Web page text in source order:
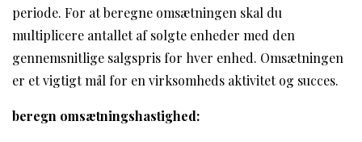
periode. For at beregne omsætningen skal du
multiplicere antallet af solgte enheder med den
gennemsnitlige salgspris for hver enhed. Omsætningen
er et vigtigt mål for en virksomheds aktivitet og succes.
beregn omsætningshastighed: